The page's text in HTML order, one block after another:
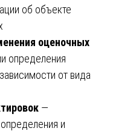
об объекте
оценочных
определения
от вида
—
и